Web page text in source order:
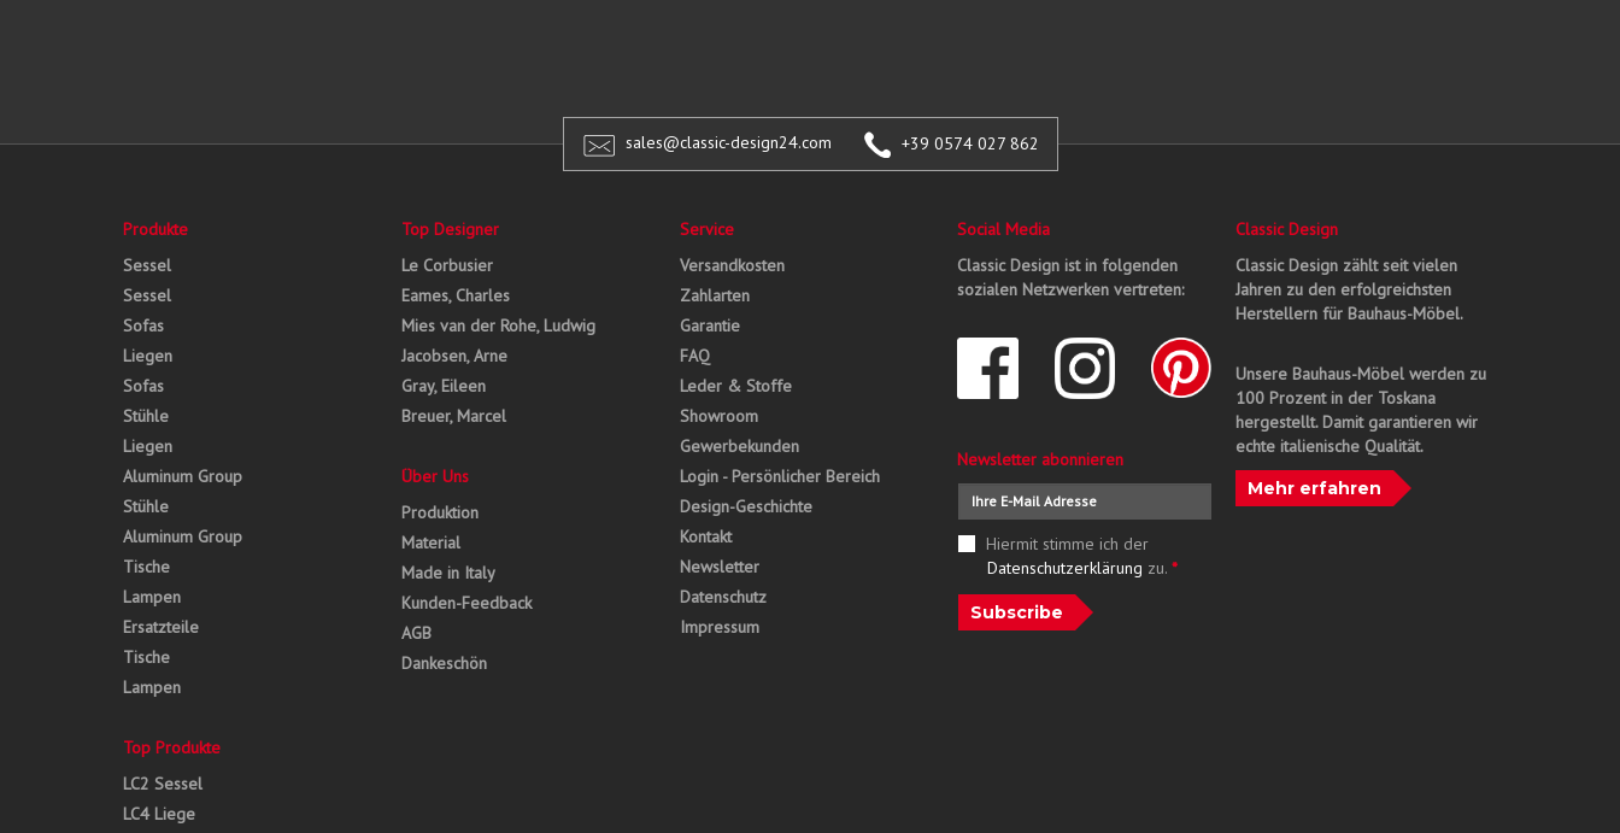
sales@classic-design24.com +39 0574 027 862
Produkte
Sessel
Sessel
Sofas
Liegen
Sofas
Stühle
Liegen
Aluminum Group
Stühle
Aluminum Group
Tische
Lampen
Ersatzteile
Tische
Lampen
Top Produkte
LC2 Sessel
LC4 Liege
Top Designer
Le Corbusier
Eames, Charles
Mies van der Rohe, Ludwig
Jacobsen, Arne
Gray, Eileen
Breuer, Marcel
Über Uns
Produktion
Material
Made in Italy
Kunden-Feedback
AGB
Dankeschön
Service
Versandkosten
Zahlarten
Garantie
FAQ
Leder & Stoffe
Showroom
Gewerbekunden
Login - Persönlicher Bereich
Design-Geschichte
Kontakt
Newsletter
Datenschutz
Impressum
Social Media
Classic Design ist in folgenden
sozialen Netzwerken vertreten:
Newsletter abonnieren
Hiermit stimme ich der
Datenschutzerklärung zu. *
Subscribe
Classic Design
Classic Design zählt seit vielen
Jahren zu den erfolgreichsten
Herstellern für Bauhaus-Möbel.
Unsere Bauhaus-Möbel werden zu
100 Prozent in der Toskana
hergestellt. Damit garantieren wir
echte italienische Qualität.
Mehr erfahren